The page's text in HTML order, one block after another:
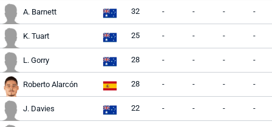
A. Barnett 32 - - - -
K. Tuart 25 - - - -
L. Gorry 28 - - - -
Roberto Alarcón 28 - - - -
J. Davies 22 - - - -